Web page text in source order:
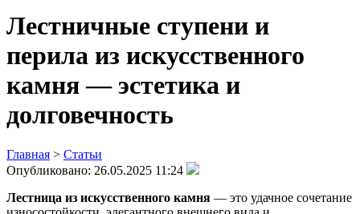
Лестничные ступени и
перила из искусственного
камня — эстетика и
долговечность
Главная > Статьи
Опубликовано: 26.05.2025 11:24
Лестница из искусственного камня — это удачное сочетание